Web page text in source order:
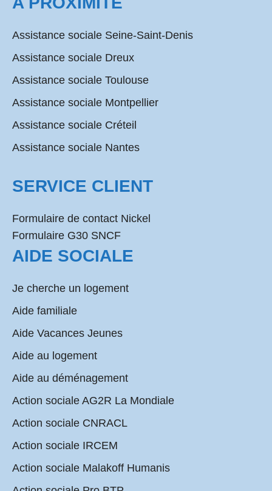
Assistance sociale Seine-Saint-Denis
Assistance sociale Dreux
Assistance sociale Toulouse
Assistance sociale Montpellier
Assistance sociale Créteil
Assistance sociale Nantes
SERVICE CLIENT
Formulaire de contact Nickel
Formulaire G30 SNCF
AIDE SOCIALE
Je cherche un logement
Aide familiale
Aide Vacances Jeunes
Aide au logement
Aide au déménagement
Action sociale AG2R La Mondiale
Action sociale CNRACL
Action sociale IRCEM
Action sociale Malakoff Humanis